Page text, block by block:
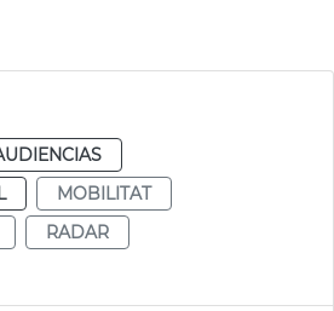
MOBILITAT
RADAR